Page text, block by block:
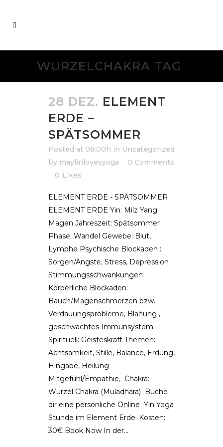
WURZELCHAKRA TAG
28 DEZ. ELEMENT
ERDE –
SPÄTSOMMER
Posted at 08:00h in Uncategorized
by maylinlovesyoga
0 Comments
0 Likes
ELEMENT ERDE - SPÄTSOMMER
ELEMENT ERDE Yin: Milz Yang:
Magen Jahreszeit: Spätsommer
Phase: Wandel Gewebe: Blut,
Lymphe Psychische Blockaden :
Sorgen/Ängste, Stress, Depression
Stimmungsschwankungen
Körperliche Blockaden:
Bauch/Magenschmerzen bzw.
Verdauungsprobleme, Blähung ,
geschwächtes Immunsystem
Spirituell: Geisteskraft Themen:
Achtsamkeit, Stille, Balance, Erdung,
Hingabe, Heilung
Mitgefühl/Empathie, Chakra:
Wurzel Chakra (Muladhara) Buche
dir eine persönliche Online Yin Yoga
Stunde im Element Erde. Kosten:
30€ Book Now In der...